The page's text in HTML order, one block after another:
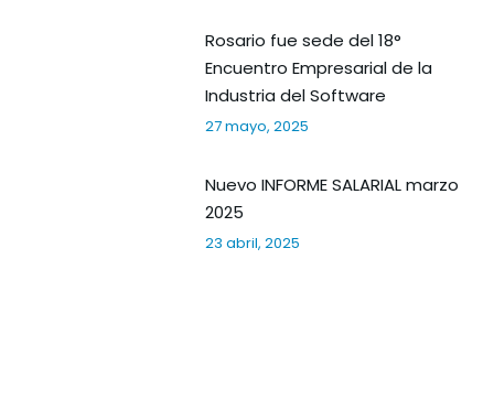
Rosario fue sede del 18°
Encuentro Empresarial de la
Industria del Software
27 mayo, 2025
Nuevo INFORME SALARIAL marzo
2025
23 abril, 2025